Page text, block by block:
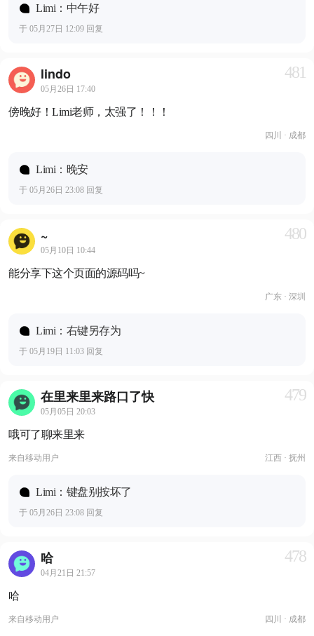
Limi：中午好
于 05月27日 12:09 回复
lindo
05月26日 17:40
481
傍晚好！Limi老师，太强了！！！
四川 · 成都
Limi：晚安
于 05月26日 23:08 回复
~
05月10日 10:44
480
能分享下这个页面的源码吗~
广东 · 深圳
Limi：右键另存为
于 05月19日 11:03 回复
在里来里来路口了快
05月05日 20:03
479
哦可了聊来里来
来自移动用户 江西 · 抚州
Limi：键盘别按坏了
于 05月26日 23:08 回复
哈
04月21日 21:57
478
哈
来自移动用户 四川 · 成都